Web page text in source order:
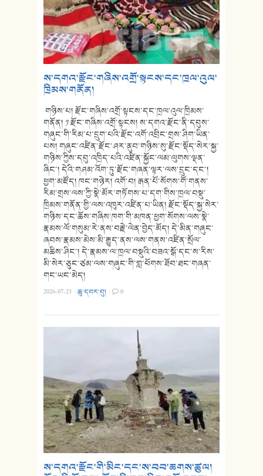
ས་དགའ་རྫོང་གཞིས་འགྲོ་སྟངས་དང་ཁྲལ་འུལ་
ཁྲིམས་གནོན།
གཉིས་པ། རྫོང་གཞིས་འགྲོ་སྟངས་དང་ཁྲལ་འུལ་ཁྲིམས་
གནོན། ༡ རྫོང་གཞིས་འགྲོ་སྟངས། ས་དགའ་རྫོང་ནི་དབུས་
གཞུང་གི་རིམ་པ་དྲུག་པའི་རྫོང་འགོ་འབྲིང་གྲས་ཤིག་ཡིན་
པས། གཞུང་འཛིན་རྫོང་ཤར་ནུབ་གཉིས་སུ་རྫོང་སྡོད་སེར་སྐྱ་
གཉིས་ཀྱིས་དབུ་འཁྲིད་པའི་འཛིན་སྐྱོང་ལམ་ལུགས་ལྡན་
ཞིང་། དེའི་གཤམ་འོག་ཏུ་རྫོང་གཞན་ལྟར་ལས་དྲུང་དང་།
ཕྱག་མཛོད། ཁང་གཉེར། འགོ་བ། རྒན་པོ་སོགས་གོ་གནས་
རིམ་གྲས་ལས་ཀྱི་སྣེ་མོར་གཏོགས་པ་དག་གིས་ཁྲལ་བསྡུ་
ཁྲིམས་གནོན་གྱི་ལས་འཁུར་འཛིན་པ་ཡིན། རྫོང་སྡོད་སྐྱ་སེར་
གཉིས་དང་ཆོས་གཞིས་ཁག་གི་མཁན་ཕྱག་སོགས་ལས་སྣེ་
རྣམས་ལོ་གསུམ་རེ་ནས་བརྗེ་ལེན་བྱེད་མོད། དེ་མིན་གཞུང་
ཞབས་རྣམས་མེས་མི་རྒྱུད་ནས་ལས་གནས་འཛིན་སྲོལ་
མཆིས་ཤིང་། དེ་རྣམས་ལ་ཁྲལ་བསྡུའི་བཟའ་སྒོ་དང་ས་རིས་
མི་སེར་ཅུང་ཙམ་ལས་གཞུང་གི་གླ་ཕོགས་ཐོབ་ཐང་གཞན་
གང་ཡང་མེད།
2026-07-23 ·ཆུ་དབར་བུ། · 0
ས་དགའ་རྫོང་གི་མིང་དང་ས་བབ་ཆགས་ཚུལ།